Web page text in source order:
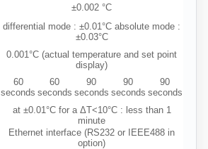
±0.002 °C
differential mode : ±0.01°C absolute mode :
±0.03°C
0.001°C (actual temperature and set point
display)
60
seconds
60
seconds
90
seconds
90
seconds
90
seconds
at ±0.01°C for a ΔT<10°C : less than 1
minute
Ethernet interface (RS232 or IEEE488 in
option)